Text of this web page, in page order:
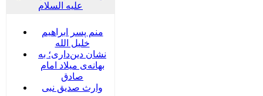
علیه السلام
منم پسر ابراهیم
خلیل الله
نشان دین‌داری؛ به
بهانه‌ی میلاد امام
صادق
وارث صدیق نبی